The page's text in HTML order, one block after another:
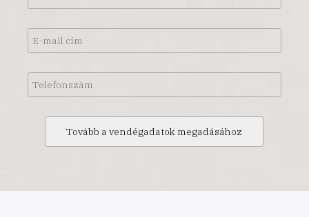
E-
mail
Telefonszám